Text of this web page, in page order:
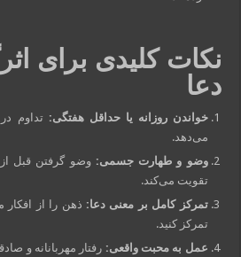
نکات کلیدی برای
دعا
خواندن روزانه یا حداقل هفتگی: تداوم
می‌دهد.
وضو و طهارت جسمی: وضو گرفتن قبل از
تقویت می‌کند.
تمرکز کامل بر معنی دعا: ذهن را از افکار
تمرکز کنید.
عمل به محبت واقعی: رفتار مهربانانه و